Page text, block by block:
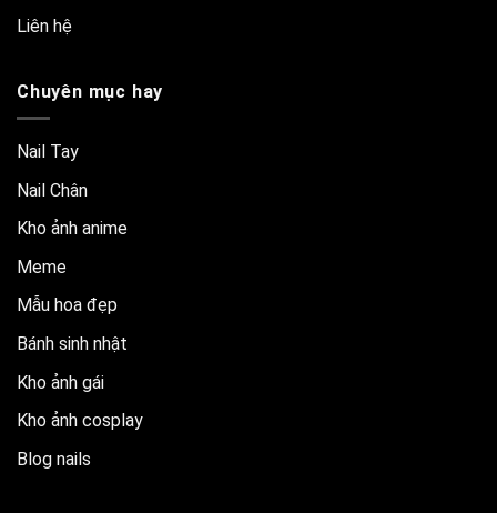
Liên hệ
Chuyên mục hay
Nail Tay
Nail Chân
Kho ảnh anime
Meme
Mẫu hoa đẹp
Bánh sinh nhật
Kho ảnh gái
Kho ảnh cosplay
Blog nails